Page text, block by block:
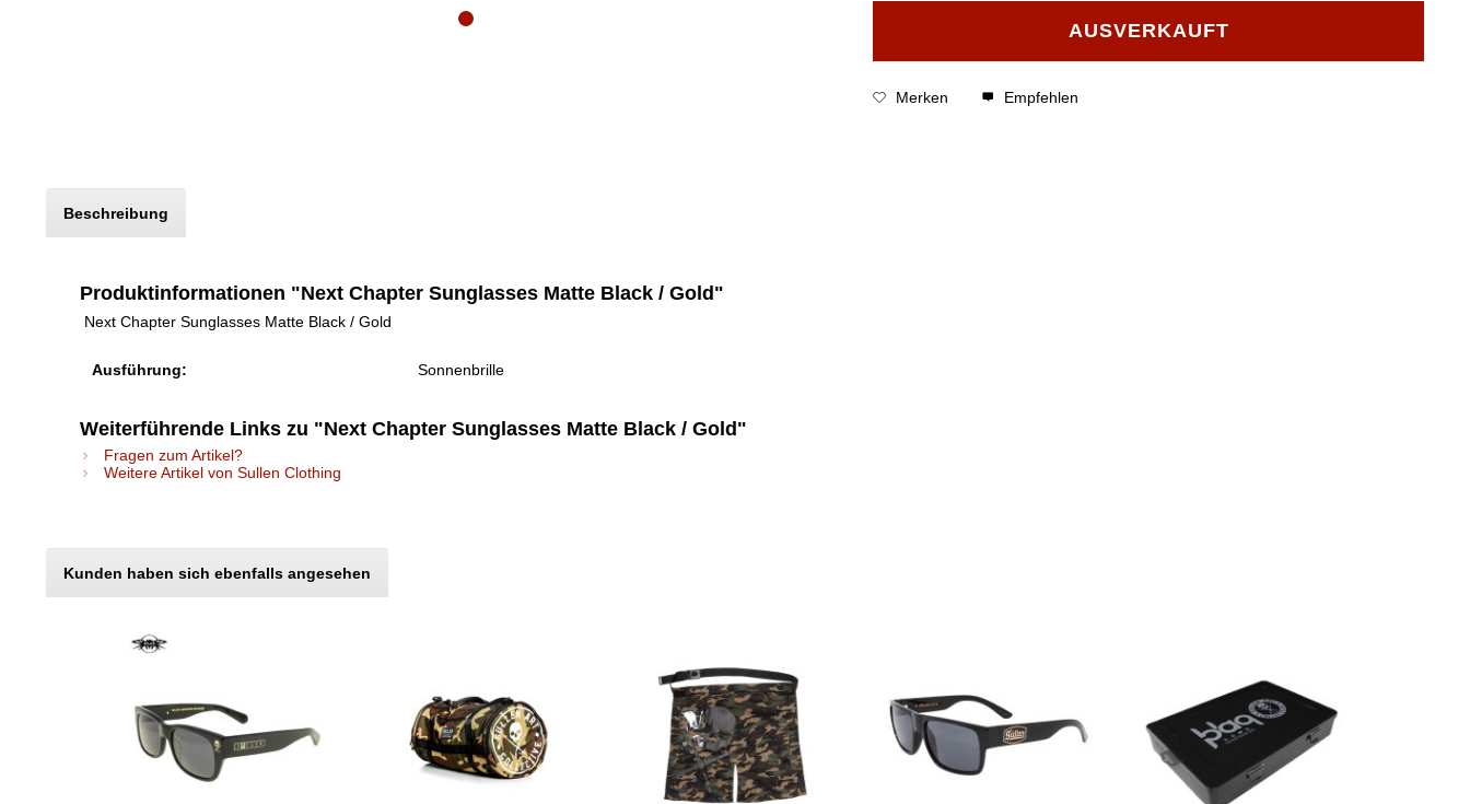
AUSVERKAUFT
Merken Empfehlen
Beschreibung
Produktinformationen "Next Chapter Sunglasses Matte Black / Gold"
Next Chapter Sunglasses Matte Black / Gold
Ausführung: Sonnenbrille
Weiterführende Links zu "Next Chapter Sunglasses Matte Black / Gold"
Fragen zum Artikel?
Weitere Artikel von Sullen Clothing
Kunden haben sich ebenfalls angesehen